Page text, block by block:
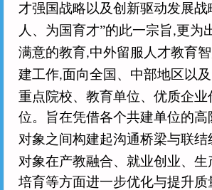
用户名
密 码
登录
个人 企业 艺
用户名
密 码
确认密码
才强国战略以及创新驱动发展战
人、为国育才”的此一宗旨,更为
满意的教育,中外留服人才教育
建工作,面向全国、中部地区以
重点院校、教育单位、优质企业
位。旨在凭借各个共建单位的高
对象之间构建起沟通桥梁与联结
对象在产教融合、就业创业、
培育等方面进一步优化与提升质